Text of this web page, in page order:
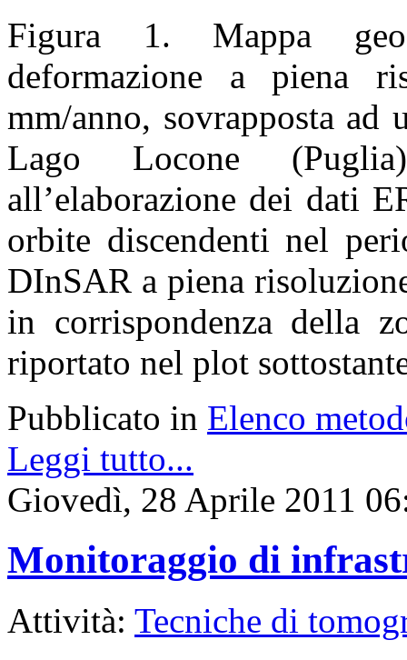
Figura 1. Mappa
deformazione a piena
mm/anno, sovrapposta ad
Lago Locone
all’elaborazione dei dati
orbite discendenti nel
DInSAR a piena
in corrispondenza della
riportato nel plot
Pubblicato in Elenco
Leggi tutto...
Giovedì, 28 Aprile 2011
Monitoraggio di
Attività: Tecniche di